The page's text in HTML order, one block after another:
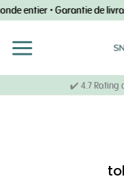
Skip
to
content
entier • Garantie de
✔️ 4.7 Rating